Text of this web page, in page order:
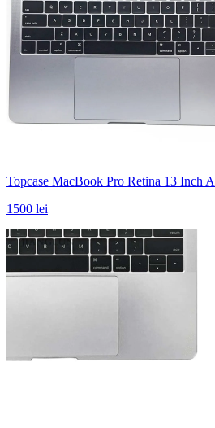
Topcase MacBook Pro Retina 13 Inch
1500 lei